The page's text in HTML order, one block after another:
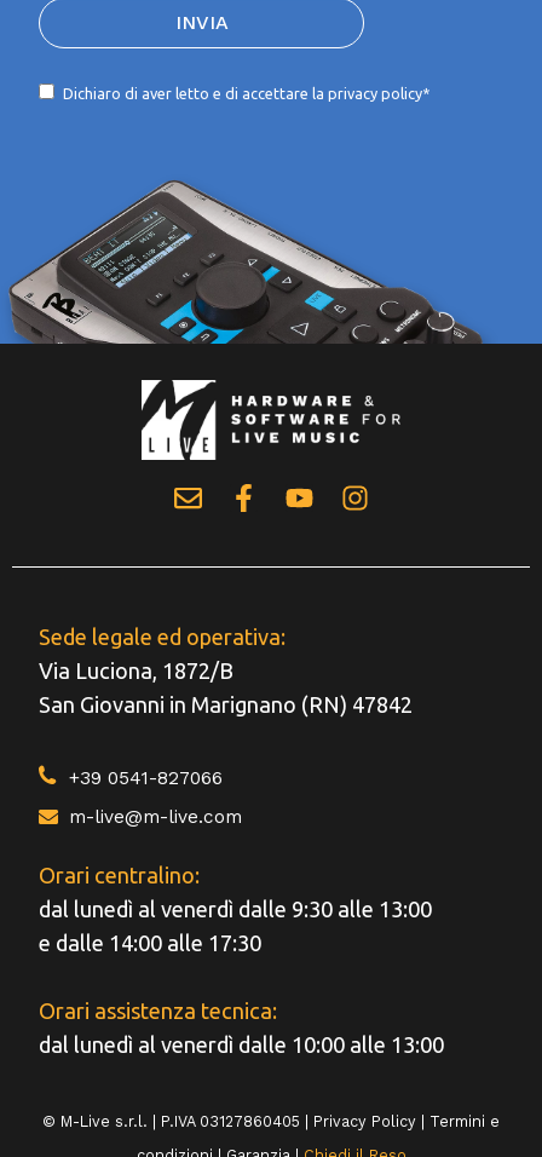
INVIA
Dichiaro di aver letto e di accettare laprivacy policy*
Sede legale ed operativa:
Via Luciona, 1872/B
San Giovanni in Marignano (RN) 47842
+39 0541-827066
m-live@m-live.com
Orari centralino:
dal lunedì al venerdì dalle 9:30 alle 13:00
e dalle 14:00 alle 17:30
Orari assistenza tecnica:
dal lunedì al venerdì dalle 10:00 alle 13:00
© M-Live s.r.l. | P.IVA 03127860405 | Privacy Policy
Termini e